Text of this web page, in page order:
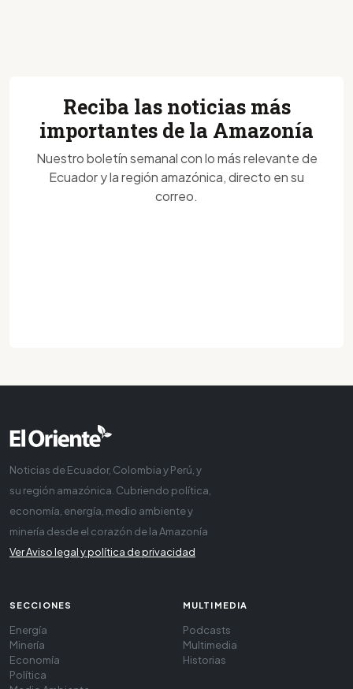
Reciba las noticias más
importantes de la Amazonía
Nuestro boletín semanal con lo más relevante de
Ecuador y la región amazónica, directo en su
correo.
Noticias de Ecuador, Colombia y Perú, y
su región amazónica. Cubriendo política,
economía, energía, medio ambiente y
minería desde el corazón de la Amazonía
Ver Aviso legal y política de privacidad
SECCIONES
Energía
Minería
Economía
Política
MULTIMEDIA
Podcasts
Multimedia
Historias